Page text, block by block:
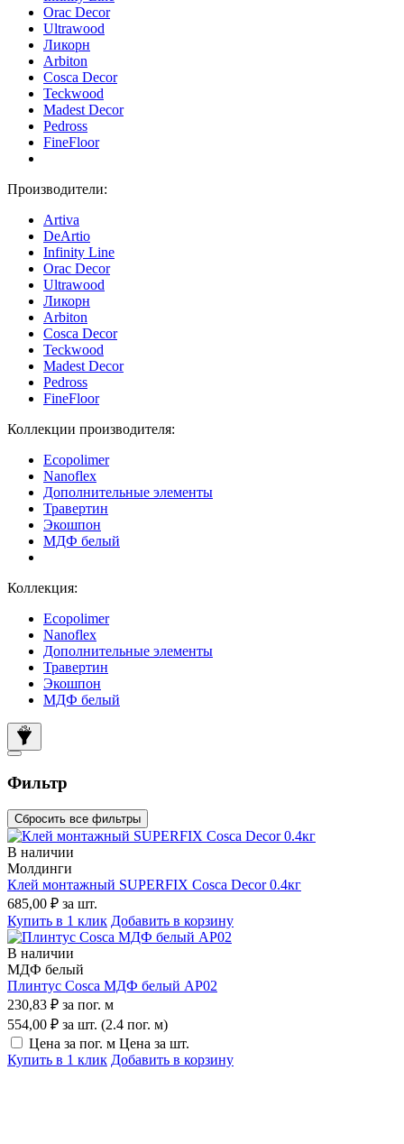
Orac Decor
Ultrawood
Ликорн
Arbiton
Cosca Decor
Teckwood
Madest Decor
Pedross
FineFloor
Производители:
Artiva
DeArtio
Infinity Line
Orac Decor
Ultrawood
Ликорн
Arbiton
Cosca Decor
Teckwood
Madest Decor
Pedross
FineFloor
Коллекции производителя:
Ecopolimer
Nanoflex
Дополнительные элементы
Травертин
Экошпон
МДФ белый
Коллекция:
Ecopolimer
Nanoflex
Дополнительные элементы
Травертин
Экошпон
МДФ белый
Фильтр
Сбросить все фильтры
В наличии
Молдинги
Клей монтажный SUPERFIX Cosca Decor 0.4кг
685,00 ₽ за шт.
Купить в 1 клик Добавить в корзину
В наличии
МДФ белый
Плинтус Cosca МДФ белый AP02
230,83 ₽ за пог. м
554,00 ₽ за шт. (2.4 пог. м)
Цена за пог. м Цена за шт.
Купить в 1 клик Добавить в корзину